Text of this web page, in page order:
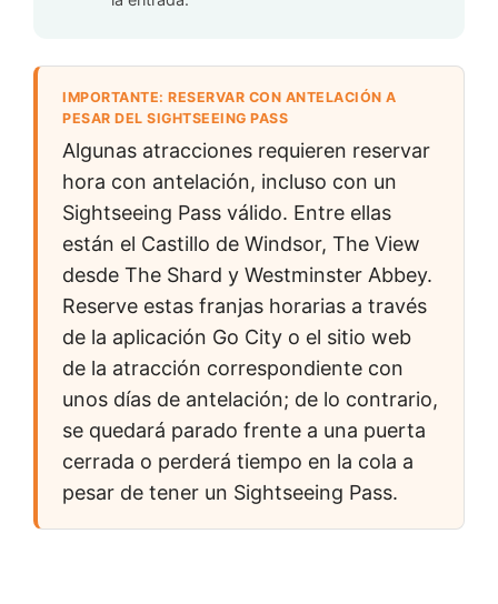
IMPORTANTE: RESERVAR CON ANTELACIÓN A
PESAR DEL SIGHTSEEING PASS
Algunas atracciones requieren reservar
hora con antelación, incluso con un
Sightseeing Pass válido. Entre ellas
están el Castillo de Windsor, The View
desde The Shard y Westminster Abbey.
Reserve estas franjas horarias a través
de la aplicación Go City o el sitio web
de la atracción correspondiente con
unos días de antelación; de lo contrario,
se quedará parado frente a una puerta
cerrada o perderá tiempo en la cola a
pesar de tener un Sightseeing Pass.